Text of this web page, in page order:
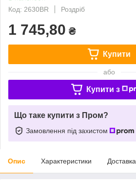
Код: 2630BR
Роздріб
1 745,80 ₴
Купити
або
Купити з
Що таке купити з Пром?
Замовлення під захистом
Опис Характеристики Доставка